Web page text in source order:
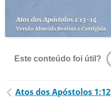
Este conteúdo foi útil?
Atos dos Apóstolos 1:12